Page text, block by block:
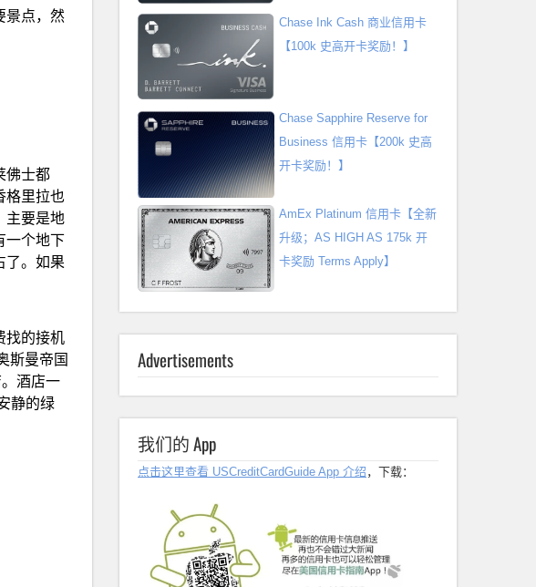
景点，然
佛士都
格里拉也
主要是地
一个地下
了。如果
找的接机
斯曼帝国
酒店一
静的绿
Chase Ink Cash 商业信用卡
【100k 史高开卡奖励！】
Chase Sapphire Reserve for
Business 信用卡【200k 史高
开卡奖励！】
AmEx Platinum 信用卡【全新
升级；AS HIGH AS 175k 开
卡奖励 Terms Apply】
Advertisements
我们的 App
点击这里查看 USCreditCardGuide App 介绍 ，下载：